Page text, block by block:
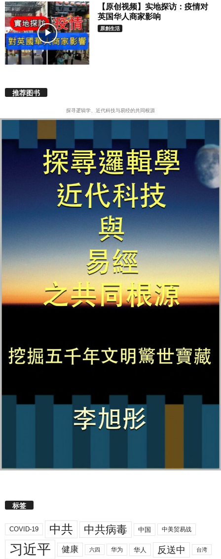
【原创视频】实地探访：疫情对
英国华人商家影响
原創生活
推荐图书
探寻逻辑学、近代科技与易经的共同根源
标签
COVID-19 中共 中共病毒 中国 中美贸易战
习近平 健康 六四 华为 华人 反送中 台湾